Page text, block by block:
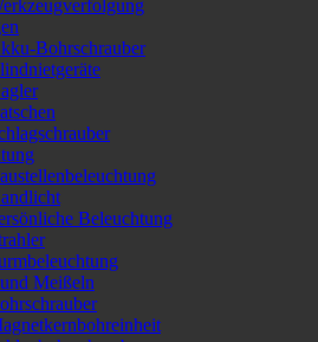
Bohrschrauber
Beleuchtung
Meißeln